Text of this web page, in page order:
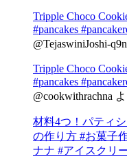
Tripple Choco
#pancakes
@TejaswiniJoshi-q9n
Tripple Choco
#pancakes
@cookwithrachna
材料4つ！パティ
の作り方 #お菓子
ナナ #アイスクリ